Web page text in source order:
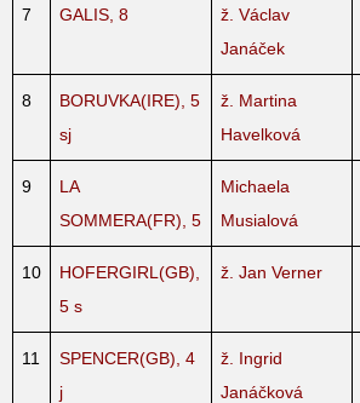
7 GALIS, 8
ž. Václav
Janáček
8
BORUVKA(IRE), 5
sj
ž. Martina
Havelková
9
LA
SOMMERA(FR), 5
Michaela
Musialová
10
HOFERGIRL(GB),
5 s
ž. Jan Verner
11
SPENCER(GB), 4
j
ž. Ingrid
Janáčková